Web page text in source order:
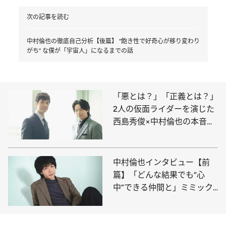
次の記事を読む
中村倫也の徹底自己分析【後篇】 “飽き性で好奇心が移り変わり
がち” な僕が「宇宙人」になるまでの話
「悪とは？」「正義とは？」
2人の仮面ライダーを演じた
西島秀俊×中村倫也の本音ト
中村倫也インタビュー【前
篇】「どんな結果でも“心
中”できる仲間と」ミミック